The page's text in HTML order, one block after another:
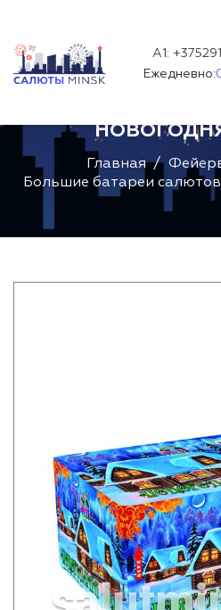
А1:
Ежедневно:
Главная
Большие батареи салютов